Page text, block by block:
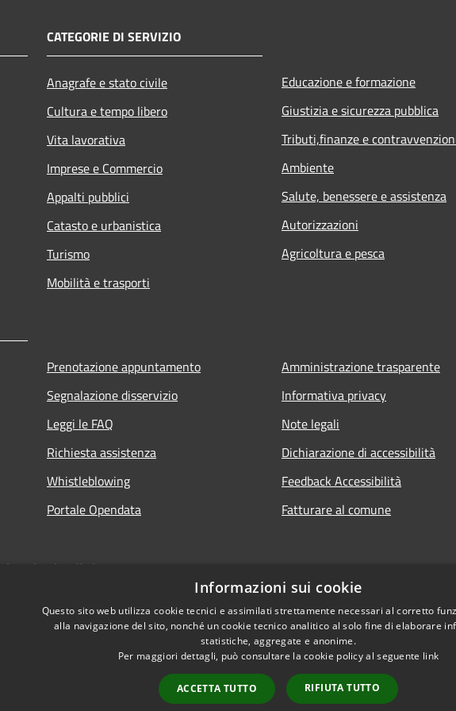
CATEGORIE DI SERVIZIO
Anagrafe e stato civile
Cultura e tempo libero
Vita lavorativa
Imprese e Commercio
Appalti pubblici
Catasto e urbanistica
Turismo
Mobilità e trasporti
Educazione e formazione
Giustizia e sicurezza pubblica
Tributi,finanze e
Ambiente
Salute, benessere e assistenza
Autorizzazioni
Agricoltura e pesca
Prenotazione appuntamento
Segnalazione disservizio
Leggi le FAQ
Richiesta assistenza
Whistleblowing
Portale Opendata
Amministrazione trasparente
Informativa privacy
Note legali
Dichiarazione di accessibilità
Feedback Accessibilità
Fatturare al comune
Le foto nelle pagine
Informazioni sui cookie
Questo sito web utilizza cookie tecnici e assimilati strettamente necessari al corretto
alla navigazione del sito, nonché un cookie tecnico analitico al solo fine di elaborare
statistiche, aggregate e anonime.
Per maggiori dettagli, può consultare la cookie policy al seguente link
ACCETTA TUTTO RIFIUTA TUTTO